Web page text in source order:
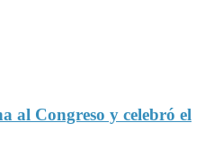
al Congreso y celebró el